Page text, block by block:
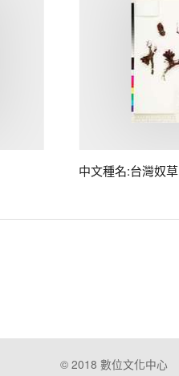
中文種名:台灣奴草
© 2018 數位文化中心